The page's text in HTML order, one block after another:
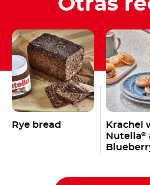
Rye bread
Krachel
Nutella®